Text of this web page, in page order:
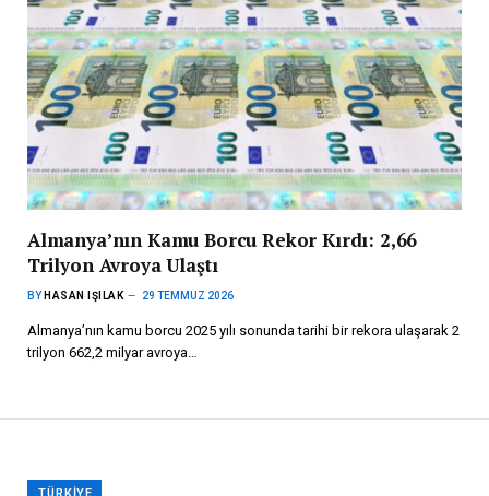
Almanya’nın Kamu Borcu Rekor Kırdı: 2,66
Trilyon Avroya Ulaştı
BY HASAN IŞILAK 29 TEMMUZ 2026
Almanya’nın kamu borcu 2025 yılı sonunda tarihi bir rekora ulaşarak 2
trilyon 662,2 milyar avroya…
TÜRKIYE